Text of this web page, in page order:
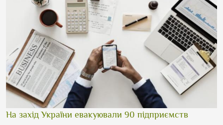
На захід України евакуювали 90 підприємств